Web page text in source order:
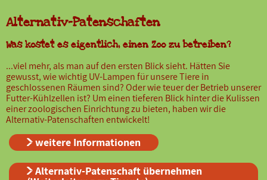
Alternativ-Patenschaften
Was kostet es eigentlich, einen Zoo zu betreiben?
...viel mehr, als man auf den ersten Blick sieht. Hätten Sie
gewusst, wie wichtig UV-Lampen für unsere Tiere in
geschlossenen Räumen sind? Oder wie teuer der Betrieb unserer
Futter-Kühlzellen ist? Um einen tieferen Blick hinter die Kulissen
einer zoologischen Einrichtung zu bieten, haben wir die
Alternativ-Patenschaften entwickelt!
weitere Informationen
Alternativ-Patenschaft übernehmen